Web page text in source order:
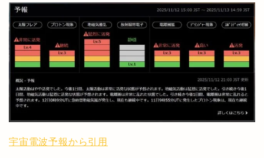
宇宙電波予報から引用